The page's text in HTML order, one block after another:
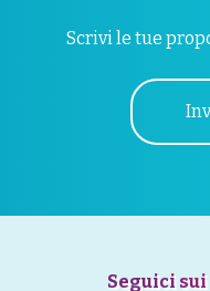
Scrivi le tue
Seguici